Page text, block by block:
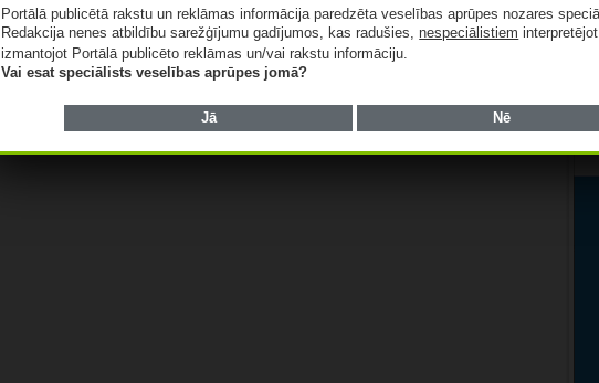
Portālā publicētā rakstu un reklāmas informācija paredzēta veselības aprūpes nozares
Redakcija nenes atbildību sarežģījumu gadījumos, kas radušies,nespeciālistiem
izmantojot Portālā publicēto reklāmas un/vai rakstu informāciju.
Vai esat speciālists veselības aprūpes jomā?
Jā Nē